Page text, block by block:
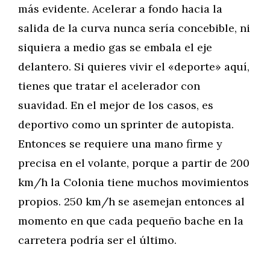
más evidente. Acelerar a fondo hacia la
salida de la curva nunca sería concebible, ni
siquiera a medio gas se embala el eje
delantero. Si quieres vivir el «deporte» aquí,
tienes que tratar el acelerador con
suavidad. En el mejor de los casos, es
deportivo como un sprinter de autopista.
Entonces se requiere una mano firme y
precisa en el volante, porque a partir de 200
km/h la Colonia tiene muchos movimientos
propios. 250 km/h se asemejan entonces al
momento en que cada pequeño bache en la
carretera podría ser el último.